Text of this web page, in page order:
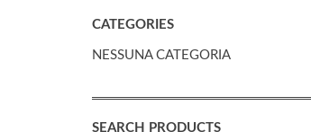
CATEGORIES
NESSUNA CATEGORIA
SEARCH PRODUCTS